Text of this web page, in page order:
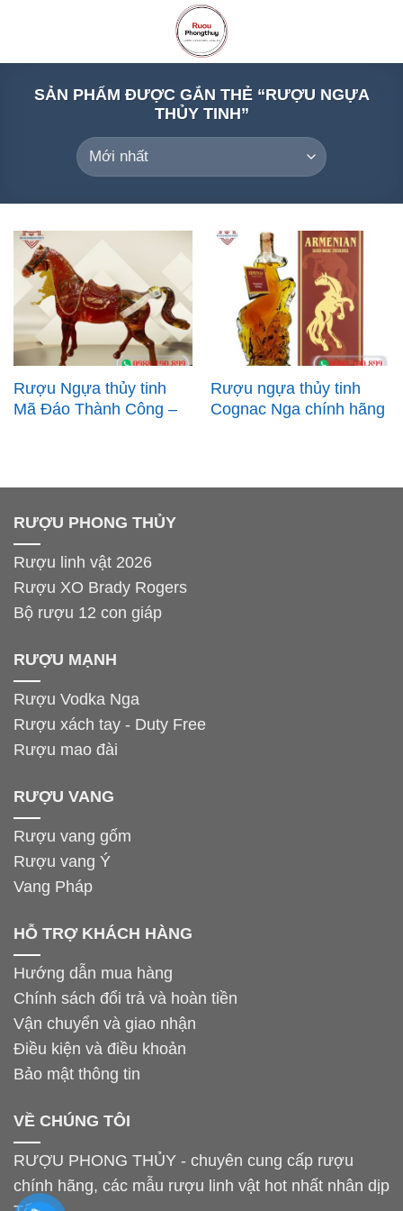
content
SẢN PHẨM ĐƯỢC GẮN THẺ “RƯỢU NGỰA
THỦY TINH”
Rượu Ngựa thủy tinh
Mã Đáo Thành Công –
Rượu ngựa thủy tinh
Cognac Nga chính hãng
RƯỢU PHONG THỦY
Rượu linh vật 2026
Rượu XO Brady Rogers
Bộ rượu 12 con giáp
RƯỢU MẠNH
Rượu Vodka Nga
Rượu xách tay - Duty Free
Rượu mao đài
RƯỢU VANG
Rượu vang gốm
Rượu vang Ý
Vang Pháp
HỖ TRỢ KHÁCH HÀNG
Hướng dẫn mua hàng
Chính sách đổi trả và hoàn tiền
Vận chuyển và giao nhận
Điều kiện và điều khoản
Bảo mật thông tin
VỀ CHÚNG TÔI
RƯỢU PHONG THỦY - chuyên cung cấp rượu
chính hãng, các mẫu rượu linh vật hot nhất nhân dịp